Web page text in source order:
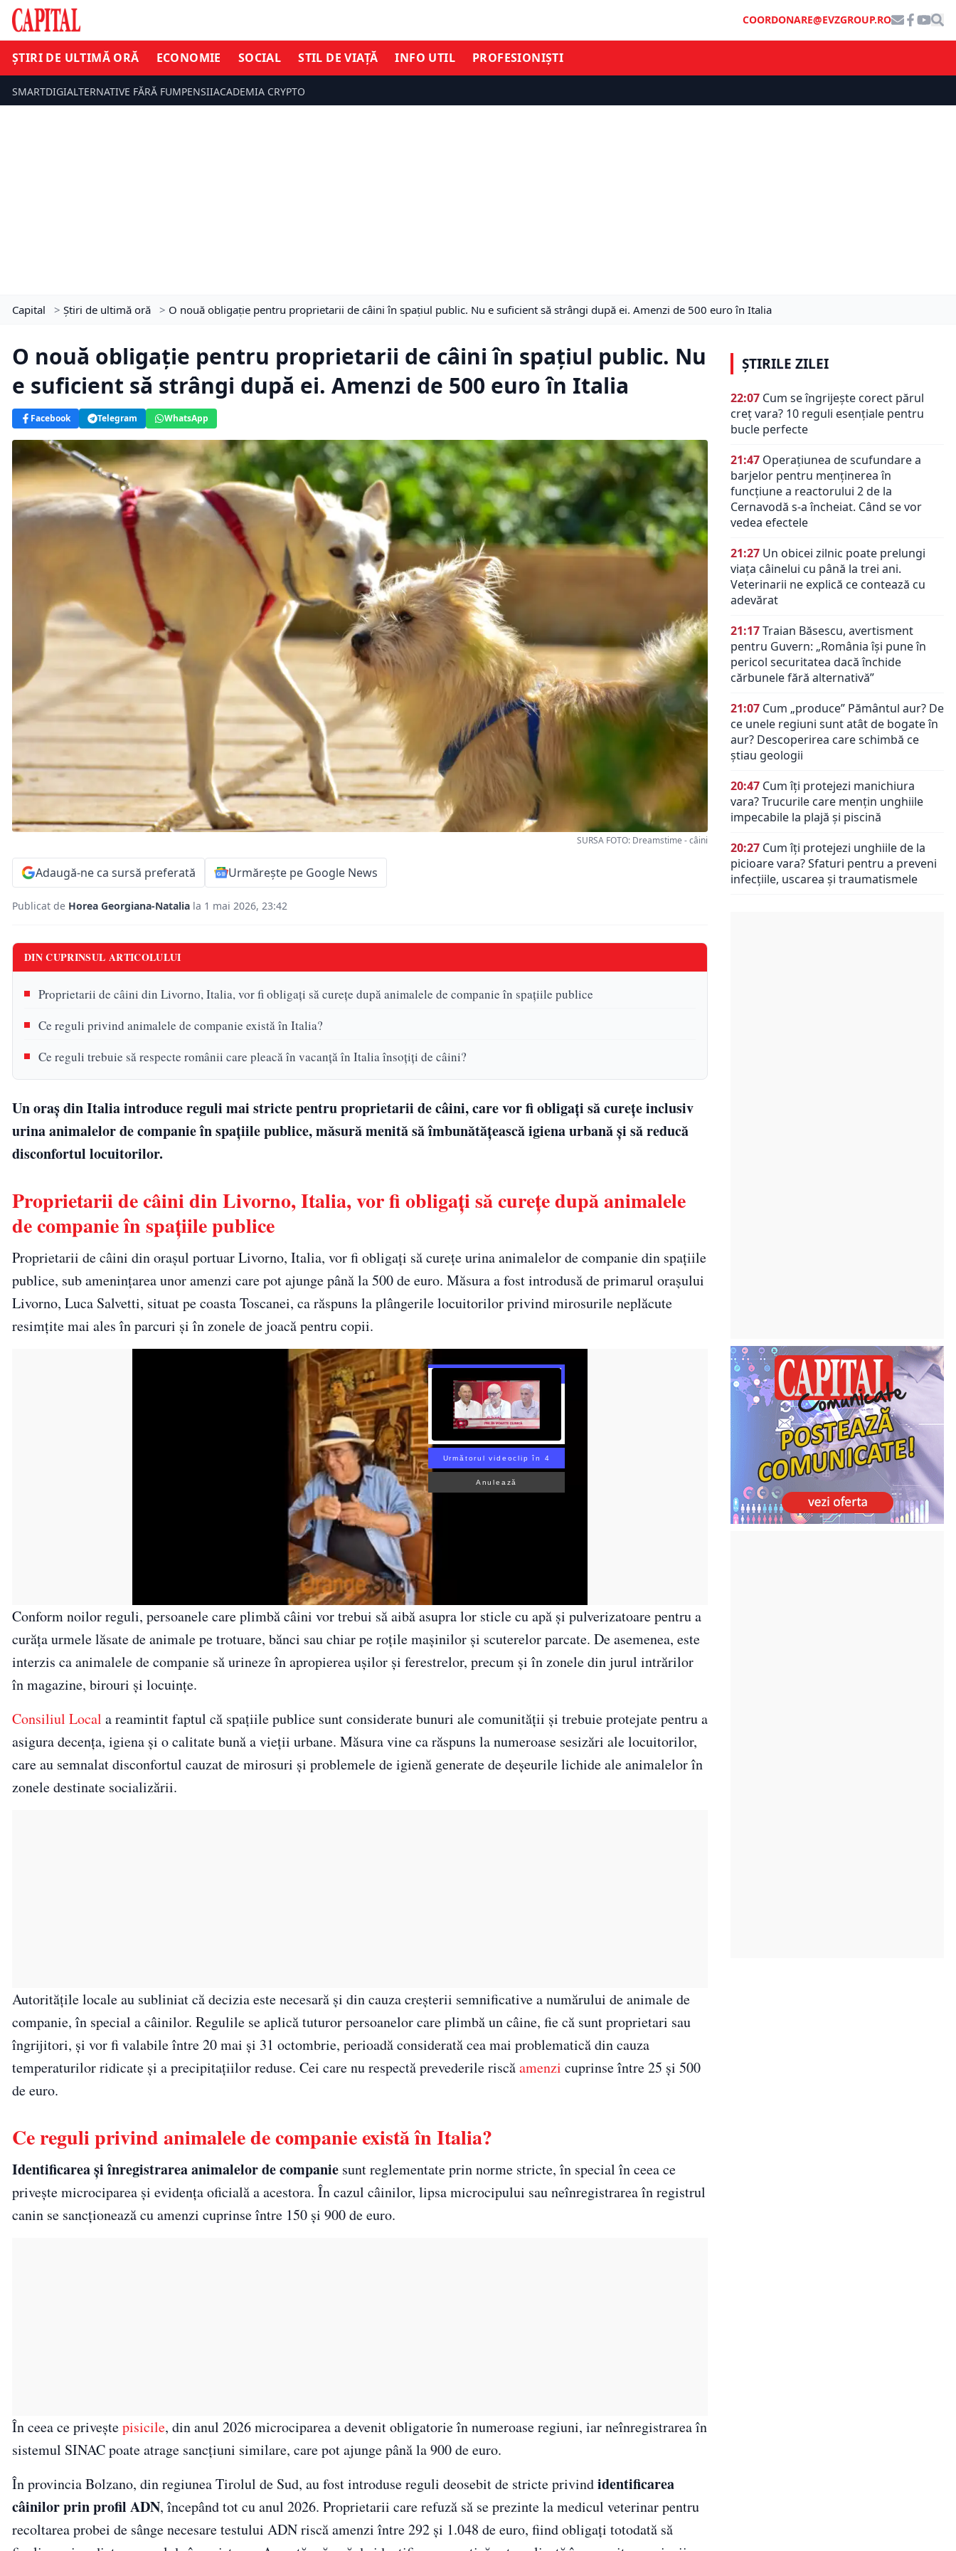
COORDONARE@EVZGROUP.RO
ȘTIRI DE ULTIMĂ ORĂ ECONOMIE SOCIAL STIL DE VIAȚĂ INFO UTIL PROFESIONIȘTI
SMARTDIGIALTERNATIVE FĂRĂ FUMPENSIIACADEMIA CRYPTO
Capital > Știri de ultimă oră > O nouă obligație pentru proprietarii de câini în spațiul public. Nu e suficient să strângi după ei. Amenzi de 500 euro în Italia
O nouă obligație pentru proprietarii de câini în spațiul public. Nu
e suficient să strângi după ei. Amenzi de 500 euro în Italia
Facebook Telegram WhatsApp
SURSA FOTO: Dreamstime - câini
Adaugă-ne ca sursă preferată Urmărește pe Google News
Publicat de Horea Georgiana-Natalia la 1 mai 2026, 23:42
DIN CUPRINSUL ARTICOLULUI
Proprietarii de câini din Livorno, Italia, vor fi obligați să curețe după animalele de companie în spațiile publice
Ce reguli privind animalele de companie există în Italia?
Ce reguli trebuie să respecte românii care pleacă în vacanță în Italia însoțiți de câini?
Un oraș din Italia introduce reguli mai stricte pentru proprietarii de câini, care vor fi obligați să curețe inclusiv
urina animalelor de companie în spațiile publice, măsură menită să îmbunătățească igiena urbană și să reducă
disconfortul locuitorilor.
Proprietarii de câini din Livorno, Italia, vor fi obligați să curețe după animalele
de companie în spațiile publice
Proprietarii de câini din orașul portuar Livorno, Italia, vor fi obligați să curețe urina animalelor de companie din spațiile
publice, sub amenințarea unor amenzi care pot ajunge până la 500 de euro. Măsura a fost introdusă de primarul orașului
Livorno, Luca Salvetti, situat pe coasta Toscanei, ca răspuns la plângerile locuitorilor privind mirosurile neplăcute
resimțite mai ales în parcuri și în zonele de joacă pentru copii.
Următorul videoclip în 3
Anulează
Conform noilor reguli, persoanele care plimbă câini vor trebui să aibă asupra lor sticle cu apă și pulverizatoare pentru a
curăța urmele lăsate de animale pe trotuare, bănci sau chiar pe roțile mașinilor și scuterelor parcate. De asemenea, este
interzis ca animalele de companie să urineze în apropierea ușilor și ferestrelor, precum și în zonele din jurul intrărilor
în magazine, birouri și locuințe.
Consiliul Local a reamintit faptul că spațiile publice sunt considerate bunuri ale comunității și trebuie protejate pentru a
asigura decența, igiena și o calitate bună a vieții urbane. Măsura vine ca răspuns la numeroase sesizări ale locuitorilor,
care au semnalat disconfortul cauzat de mirosuri și problemele de igienă generate de deșeurile lichide ale animalelor în
zonele destinate socializării.
Autoritățile locale au subliniat că decizia este necesară și din cauza creșterii semnificative a numărului de animale de
companie, în special a câinilor. Regulile se aplică tuturor persoanelor care plimbă un câine, fie că sunt proprietari sau
îngrijitori, și vor fi valabile între 20 mai și 31 octombrie, perioadă considerată cea mai problematică din cauza
temperaturilor ridicate și a precipitațiilor reduse. Cei care nu respectă prevederile riscăamenzi cuprinse între 25 și 500
de euro.
Ce reguli privind animalele de companie există în Italia?
Identificarea și înregistrarea animalelor de companie sunt reglementate prin norme stricte, în special în ceea ce
privește microciparea și evidența oficială a acestora. În cazul câinilor, lipsa microcipului sau neînregistrarea în registrul
canin se sancționează cu amenzi cuprinse între 150 și 900 de euro.
În ceea ce priveștepisicile, din anul 2026 microciparea a devenit obligatorie în numeroase regiuni, iar neînregistrarea în
sistemul SINAC poate atrage sancțiuni similare, care pot ajunge până la 900 de euro.
În provincia Bolzano, din regiunea Tirolul de Sud, au fost introduse reguli deosebit de stricte privindidentificarea
câinilor prin profil ADN, începând tot cu anul 2026. Proprietarii care refuză să se prezinte la medicul veterinar pentru
recoltarea probei de sânge necesare testului ADN riscă amenzi între 292 și 1.048 de euro, fiind obligați totodată să
ȘTIRILE ZILEI
22:07 Cum se îngrijește corect părul
creț vara? 10 reguli esențiale pentru
bucle perfecte
21:47 Operațiunea de scufundare a
barjelor pentru menținerea în
funcțiune a reactorului 2 de la
Cernavodă s-a încheiat. Când se vor
vedea efectele
21:27 Un obicei zilnic poate prelungi
viața câinelui cu până la trei ani.
Veterinarii ne explică ce contează cu
adevărat
21:17Traian Băsescu, avertisment
pentru Guvern: „România își pune în
pericol securitatea dacă închide
cărbunele fără alternativă”
21:07 Cum „produce” Pământul aur? De
ce unele regiuni sunt atât de bogate în
aur? Descoperirea care schimbă ce
știau geologii
20:47 Cum îți protejezi manichiura
vara? Trucurile care mențin unghiile
impecabile la plajă și piscină
20:27 Cum îți protejezi unghiile de la
picioare vara? Sfaturi pentru a preveni
infecțiile, uscarea și traumatismele